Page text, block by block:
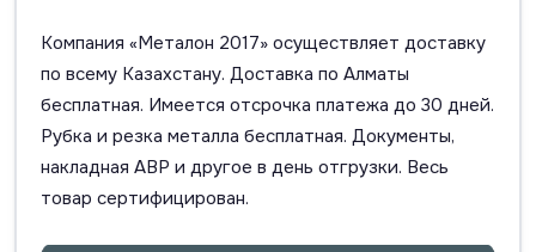
Компания «Металон 2017» осуществляет доставку
по всему Казахстану. Доставка по Алматы
бесплатная. Имеется отсрочка платежа до 30 дней.
Рубка и резка металла бесплатная. Документы,
накладная АВР и другое в день отгрузки. Весь
товар сертифицирован.